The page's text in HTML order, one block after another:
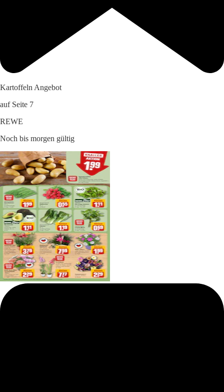
Kartoffeln Angebot
auf Seite 7
REWE
Noch bis morgen gültig